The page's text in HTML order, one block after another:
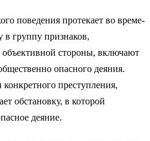
поведения протекает во време­
в группу признаков,
стороны, включают
опасного деяния.
преступления,
обстановку, в которой
деяние.